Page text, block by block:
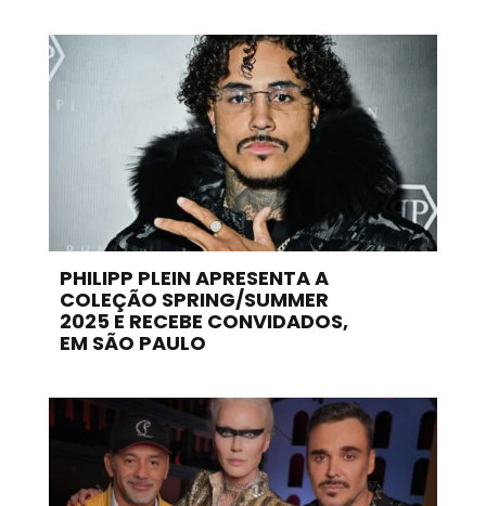
PHILIPP PLEIN APRESENTA A
COLEÇÃO SPRING/SUMMER
2025 E RECEBE CONVIDADOS,
EM SÃO PAULO